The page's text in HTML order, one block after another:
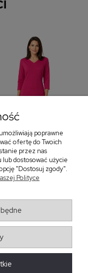
z dekoltem w
299,00 zł
poprawne
ofertę do Twoich
przez nas
lub dostosować użycie
"Dostosuj zgody".
Polityce